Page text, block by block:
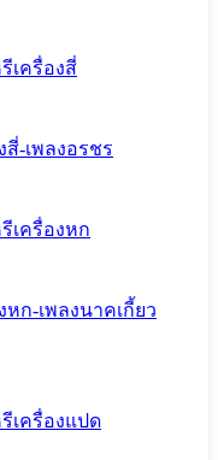
เครื่องสี่
สี่-เพลงอรชร
เครื่องหก
หก-เพลงนาคเกี้ยว
เครื่องแปด